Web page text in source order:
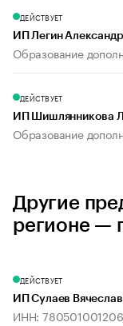
ДЕЙСТВУЕТ
ИП Легин
Образование
ДЕЙСТВУЕТ
ИП Шишлянникова
Образование
Другие
регионе —
ДЕЙСТВУЕТ
ИП Сулаев Вячеслав
ИНН: 780501001206